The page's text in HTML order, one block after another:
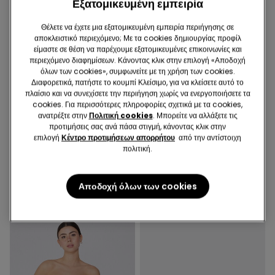
-50%
3 Χρώματα
Ανακυκλωμένη Mικροϊνα
5 Χρώματα
Σουτιέν Στράπλες με Ενίσχυση
Ανακυκλωμένο Μicrofiber
18,99 €
Εξατομικευμένη εμπειρία
Θέλετε να έχετε μια εξατομικευμένη εμπειρία περιήγησης σε
αποκλειστικό περιεχόμενο; Με τα cookies δημιουργίας προφίλ
είμαστε σε θέση να παρέχουμε εξατομικευμένες επικοινωνίες και
περιεχόμενο διαφημίσεων. Κάνοντας κλικ στην επιλογή «Αποδοχή
όλων των cookies», συμφωνείτε με τη χρήση των cookies.
Διαφορετικά, πατήστε το κουμπί Κλείσιμο, για να κλείσετε αυτό το
πλαίσιο και να συνεχίσετε την περιήγηση χωρίς να ενεργοποιήσετε τα
cookies. Για περισσότερες πληροφορίες σχετικά με τα cookies,
ανατρέξτε στηνΠολιτική cookies. Μπορείτε να αλλάξετε τις
προτιμήσεις σας ανά πάσα στιγμή, κάνοντας κλικ στην
επιλογή Κέντρο προτιμήσεων απορρήτου από την αντίστοιχη
πολιτική.
Αποδοχή όλων των cookies